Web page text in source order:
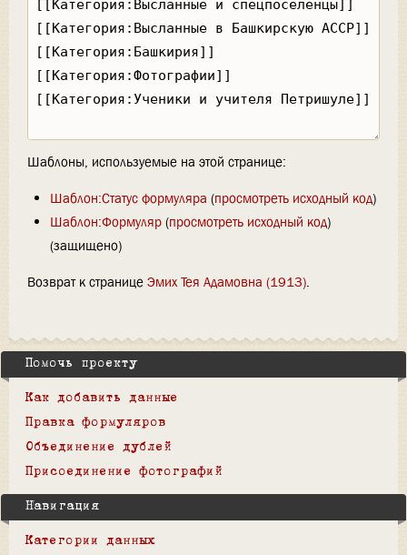
Шаблоны, используемые на этой странице:
Шаблон:Статус формуляра (просмотреть исходный код)
Шаблон:Формуляр(просмотреть исходный код)
(защищено)
Возврат к странице Эмих Тея Адамовна (1913).
Помочь проекту
Как добавить данные
Правка формуляров
Объединение дублей
Присоединение фотографий
Навигация
Категории данных